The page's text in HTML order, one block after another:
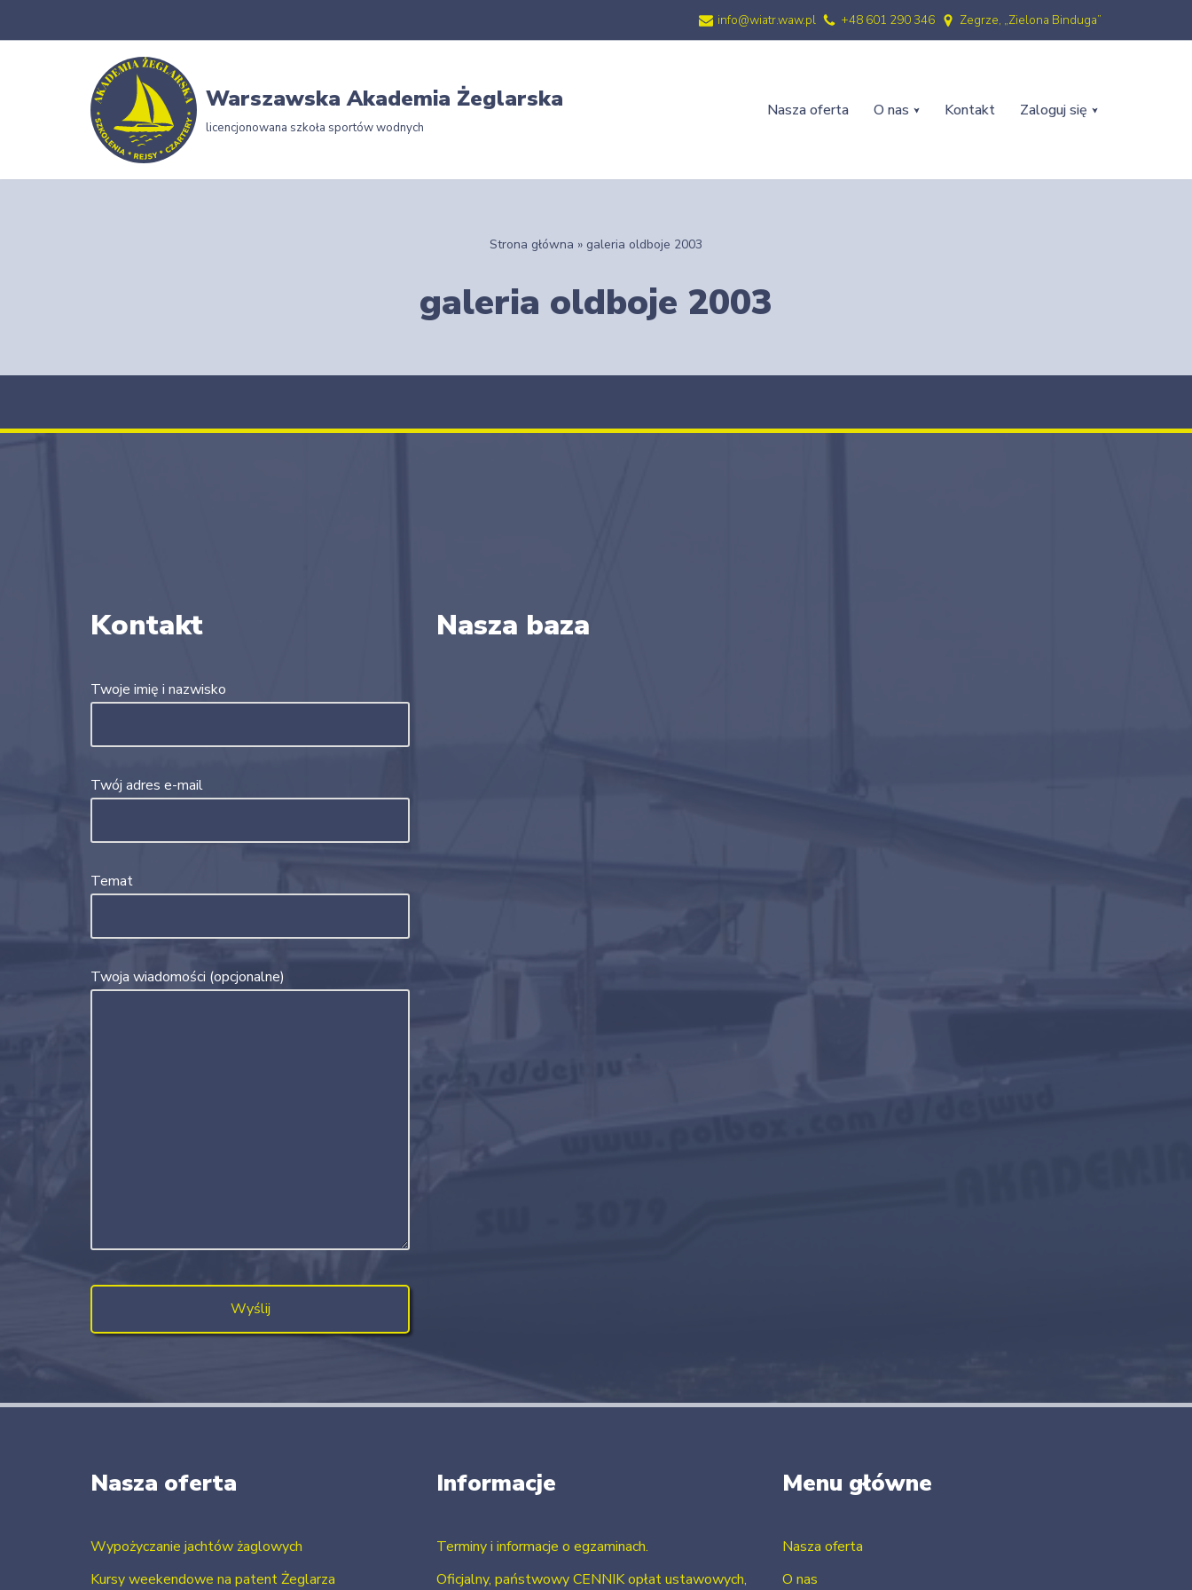
info@wiatr.waw.pl +48 601 290 346 Zegrze, „Zielona Binduga”
Warszawska Akademia Żeglarska
licencjonowana szkoła sportów wodnych
Nasza oferta O nas Kontakt Zaloguj się
Strona główna » galeria oldboje 2003
galeria oldboje 2003
Kontakt
Twoje imię i nazwisko
Twój adres e-mail
Temat
Twoja wiadomości (opcjonalne)
Nasza baza
Nasza oferta
Wypożyczanie jachtów żaglowych
Kursy weekendowe na patent Żeglarza
Informacje
Terminy i informacje o egzaminach.
Oficjalny, państwowy CENNIK opłat ustawowych,
Menu główne
Nasza oferta
O nas